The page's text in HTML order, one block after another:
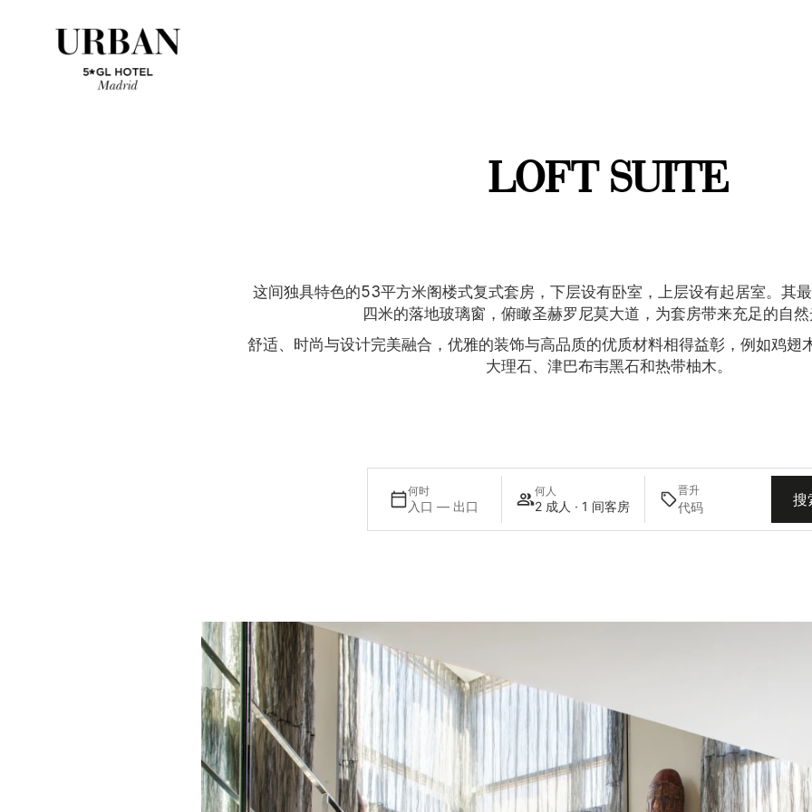
LOFT SUITE
这间独具特色的53平方米阁楼式复式套房，下层设有卧室，上层设有起居室。其
四米的落地玻璃窗，俯瞰圣赫罗尼莫大道，为套房带来充足的自
舒适、时尚与设计完美融合，优雅的装饰与高品质的优质材料相得益彰，例如鸡翅
大理石、津巴布韦黑石和热带柚木。
何时
入口 — 出口
何人
2 成人 · 1 间客房
晋升
搜